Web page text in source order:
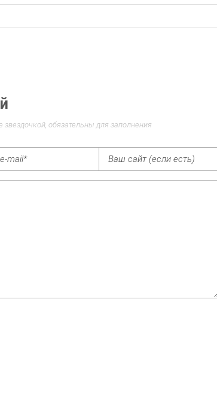
обязательны для заполнения